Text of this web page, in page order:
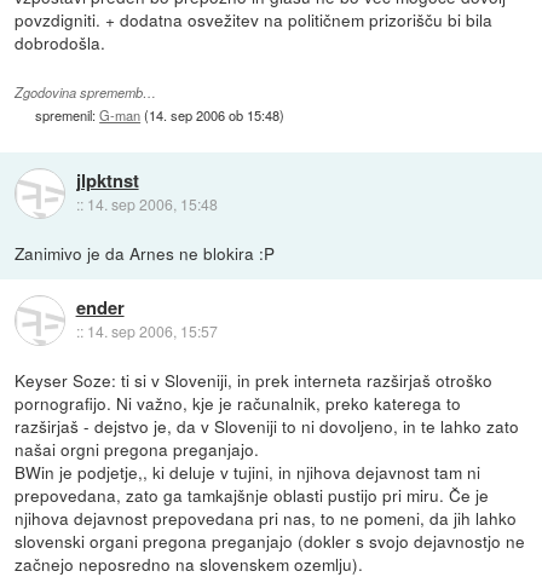
povzdigniti. + dodatna osvežitev na političnem prizorišču bi bila
dobrodošla.
Zgodovina sprememb…
spremenil:G-man(14. sep 2006 ob 15:48)
jlpktnst
:: 14. sep 2006, 15:48
Zanimivo je da Arnes ne blokira :P
ender
:: 14. sep 2006, 15:57
Keyser Soze: ti si v Sloveniji, in prek interneta razširjaš otroško
pornografijo. Ni važno, kje je računalnik, preko katerega to
razširjaš - dejstvo je, da v Sloveniji to ni dovoljeno, in te lahko zato
našai orgni pregona preganjajo.
BWin je podjetje,, ki deluje v tujini, in njihova dejavnost tam ni
prepovedana, zato ga tamkajšnje oblasti pustijo pri miru. Če je
njihova dejavnost prepovedana pri nas, to ne pomeni, da jih lahko
slovenski organi pregona preganjajo (dokler s svojo dejavnostjo ne
začnejo neposredno na slovenskem ozemlju).